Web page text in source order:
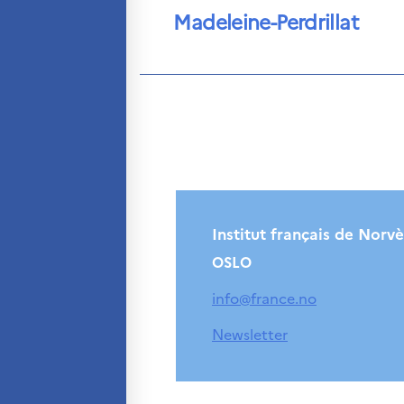
Madeleine-Perdrillat
Institut français de
OSLO
info@france.no
Newsletter